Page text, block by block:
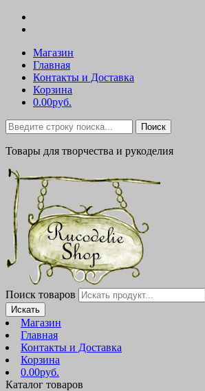
Магазин
Главная
Контакты и Доставка
Корзина
0.00руб.
Поиск
Товары для творчества и рукоделия
Поиск товаров
Искать
Магазин
Главная
Контакты и Доставка
Корзина
0.00руб.
Каталог товаров